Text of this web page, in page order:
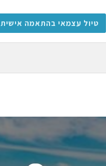
טיול עצמאי בהתאמה אישית